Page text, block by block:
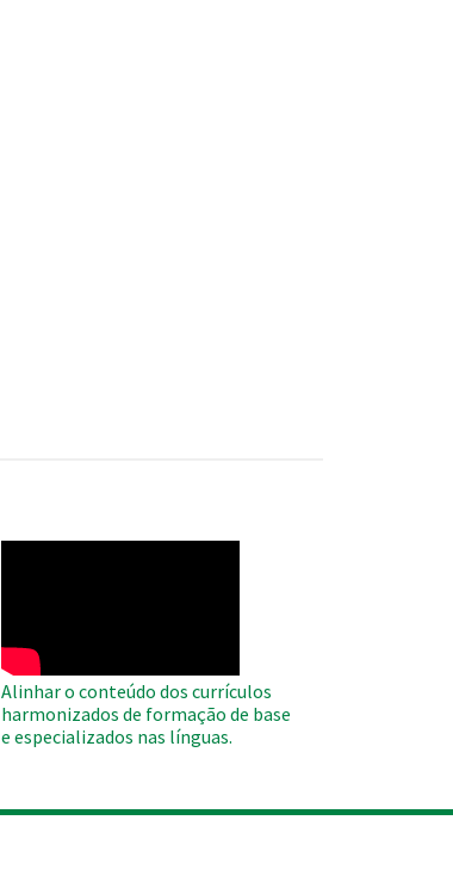
Alinhar o conteúdo dos currículos
harmonizados de formação de base
e especializados nas línguas.